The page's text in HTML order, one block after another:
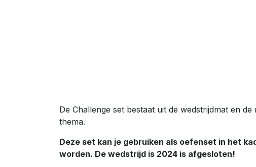
De Challenge set bestaat uit de wedstrijdmat en
thema.
Deze set kan je gebruiken als oefenset in het
worden. De wedstrijd is 2024 is afgesloten!